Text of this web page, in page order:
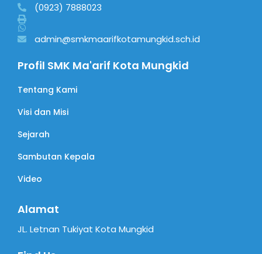
(0923) 7888023
admin@smkmaarifkotamungkid.sch.id
Profil SMK Ma'arif Kota Mungkid
Tentang Kami
Visi dan Misi
Sejarah
Sambutan Kepala
Video
Alamat
JL. Letnan Tukiyat Kota Mungkid